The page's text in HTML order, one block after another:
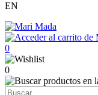
EN
0
0